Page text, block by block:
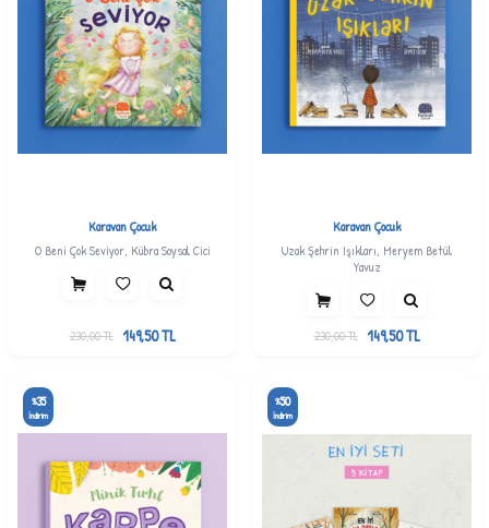
Karavan Çocuk
O Beni Çok Seviyor, Kübra Soysal Cici
230,00TL 149,50TL
Karavan Çocuk
Uzak Şehrin Işıkları, Meryem Betül
Yavuz
230,00TL 149,50TL
%35
İndirim
%50
İndirim